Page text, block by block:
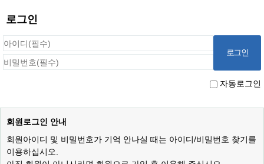
로그인
자동로그인
회원로그인 안내
회원아이디 및 비밀번호가 기억 안나실 때는 아이디/비밀번호 찾기를
이용하십시오.